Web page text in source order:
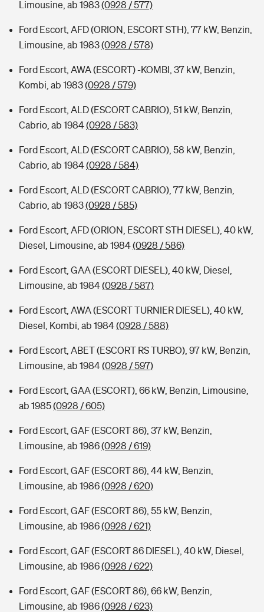
Limousine, ab 1983(0928 / 577)
Ford Escort, AFD (ORION, ESCORT STH), 77 kW, Benzin,
Limousine, ab 1983(0928 / 578)
Ford Escort, AWA (ESCORT) -KOMBI, 37 kW, Benzin,
Kombi, ab 1983(0928 / 579)
Ford Escort, ALD (ESCORT CABRIO), 51 kW, Benzin,
Cabrio, ab 1984(0928 / 583)
Ford Escort, ALD (ESCORT CABRIO), 58 kW, Benzin,
Cabrio, ab 1984(0928 / 584)
Ford Escort, ALD (ESCORT CABRIO), 77 kW, Benzin,
Cabrio, ab 1983(0928 / 585)
Ford Escort, AFD (ORION, ESCORT STH DIESEL), 40 kW,
Diesel, Limousine, ab 1984(0928 / 586)
Ford Escort, GAA (ESCORT DIESEL), 40 kW, Diesel,
Limousine, ab 1984(0928 / 587)
Ford Escort, AWA (ESCORT TURNIER DIESEL), 40 kW,
Diesel, Kombi, ab 1984(0928 / 588)
Ford Escort, ABET (ESCORT RS TURBO), 97 kW, Benzin,
Limousine, ab 1984(0928 / 597)
Ford Escort, GAA (ESCORT), 66 kW, Benzin, Limousine,
ab 1985(0928 / 605)
Ford Escort, GAF (ESCORT 86), 37 kW, Benzin,
Limousine, ab 1986(0928 / 619)
Ford Escort, GAF (ESCORT 86), 44 kW, Benzin,
Limousine, ab 1986(0928 / 620)
Ford Escort, GAF (ESCORT 86), 55 kW, Benzin,
Limousine, ab 1986(0928 / 621)
Ford Escort, GAF (ESCORT 86 DIESEL), 40 kW, Diesel,
Limousine, ab 1986(0928 / 622)
Ford Escort, GAF (ESCORT 86), 66 kW, Benzin,
Limousine, ab 1986(0928 / 623)